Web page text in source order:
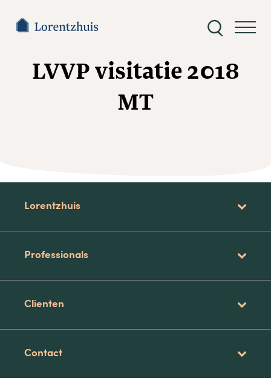
Zoeken
LVVP visitatie 2018
MT
Lorentzhuis
Professionals
Clienten
Contact